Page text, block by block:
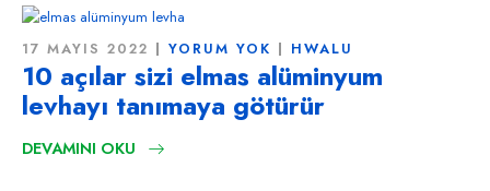
17 MAYIS 2022 YORUM YOK HWALU
10 açılar sizi elmas alüminyum
levhayı tanımaya götürür
DEVAMINI OKU